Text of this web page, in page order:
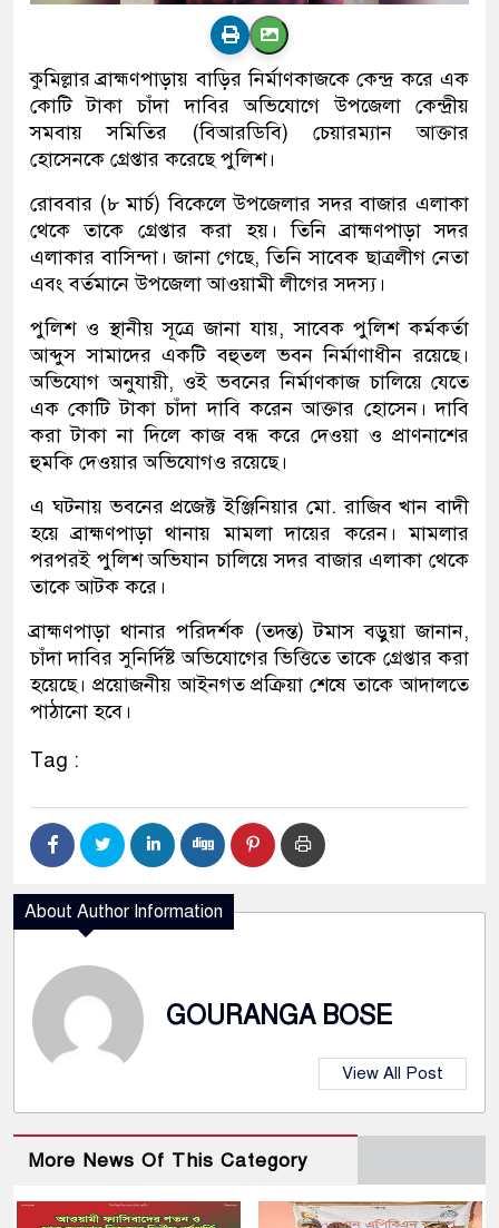
কুমিল্লার ব্রাহ্মণপাড়ায় বাড়ির নির্মাণকাজকে কেন্দ্র করে এক
কোটি টাকা চাঁদা দাবির অভিযোগে উপজেলা কেন্দ্রীয়
সমবায় সমিতির (বিআরডিবি) চেয়ারম্যান আক্তার
হোসেনকে গ্রেপ্তার করেছে পুলিশ।
রোববার (৮ মার্চ) বিকেলে উপজেলার সদর বাজার এলাকা
থেকে তাকে গ্রেপ্তার করা হয়। তিনি ব্রাহ্মণপাড়া সদর
এলাকার বাসিন্দা। জানা গেছে, তিনি সাবেক ছাত্রলীগ নেতা
এবং বর্তমানে উপজেলা আওয়ামী লীগের সদস্য।
পুলিশ ও স্থানীয় সূত্রে জানা যায়, সাবেক পুলিশ কর্মকর্তা
আব্দুস সামাদের একটি বহুতল ভবন নির্মাণাধীন রয়েছে।
অভিযোগ অনুযায়ী, ওই ভবনের নির্মাণকাজ চালিয়ে যেতে
এক কোটি টাকা চাঁদা দাবি করেন আক্তার হোসেন। দাবি
করা টাকা না দিলে কাজ বন্ধ করে দেওয়া ও প্রাণনাশের
হুমকি দেওয়ার অভিযোগও রয়েছে।
এ ঘটনায় ভবনের প্রজেক্ট ইঞ্জিনিয়ার মো. রাজিব খান বাদী
হয়ে ব্রাহ্মণপাড়া থানায় মামলা দায়ের করেন। মামলার
পরপরই পুলিশ অভিযান চালিয়ে সদর বাজার এলাকা থেকে
তাকে আটক করে।
ব্রাহ্মণপাড়া থানার পরিদর্শক (তদন্ত) টমাস বড়ুয়া জানান,
চাঁদা দাবির সুনির্দিষ্ট অভিযোগের ভিত্তিতে তাকে গ্রেপ্তার করা
হয়েছে। প্রয়োজনীয় আইনগত প্রক্রিয়া শেষে তাকে আদালতে
পাঠানো হবে।
Tag :
About Author Information
GOURANGA BOSE
View All Post
More News Of This Category